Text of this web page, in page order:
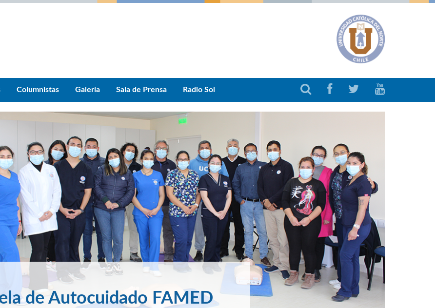
Columnistas Galería Sala de Prensa Radio Sol
de Autocuidado FAMED